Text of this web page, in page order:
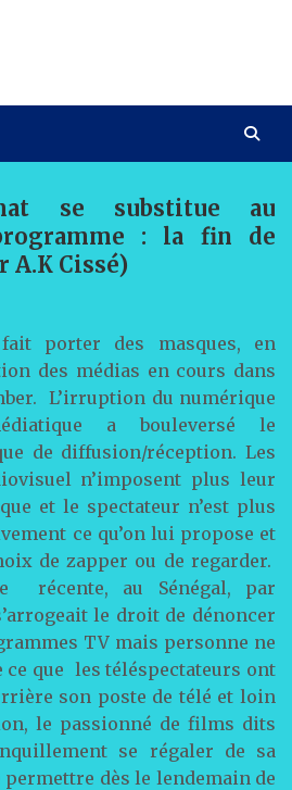
se substitue au
: la fin de
A.K Cissé)
porter des masques, en
des médias en cours dans
L’irruption du numérique
a bouleversé le
de diffusion/réception. Les
n’imposent plus leur
et le spectateur n’est plus
ce qu’on lui propose et
de zapper ou de regarder.
récente, au Sénégal, par
le droit de dénoncer
TV mais personne ne
ce que les téléspectateurs ont
son poste de télé et loin
le passionné de films dits
se régaler de sa
dès le lendemain de